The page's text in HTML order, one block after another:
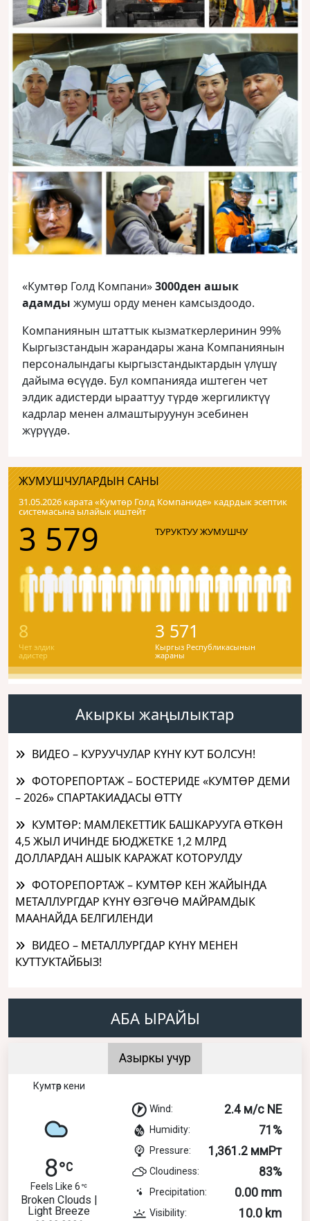
«Кумтөр Голд Компани»3000ден ашык
адамды жумуш орду менен камсыздоодо.
Компаниянын штаттык кызматкерлеринин 99%
Кыргызстандын жарандары жана Компаниянын
персоналындагы кыргызстандыктардын үлүшү
дайыма өсүүдө. Бул компанияда иштеген чет
элдик адистерди ырааттуу түрдө жергиликтүү
кадрлар менен алмаштыруунун эсебинен
жүрүүдө.
ЖУМУШЧУЛАРДЫН САНЫ
31.05.2026 карата «Кумтɵр Голд Компаниде» кадрдык эсептик
системасына ылайык иштейт
3 579 ТУРУКТУУ ЖУМУШЧУ
8
Чет элдик
адистер
3 571
Кыргыз Республикасынын
жараны
Акыркы жаңылыктар
ВИДЕО – КУРУУЧУЛАР КҮНҮ КУТ БОЛСУН!
ФОТОРЕПОРТАЖ – БОСТЕРИДЕ «КУМТӨР ДЕМИ
– 2026» СПАРТАКИАДАСЫ ӨТТҮ
КУМТӨР: МАМЛЕКЕТТИК БАШКАРУУГА ӨТКӨН
4,5 ЖЫЛ ИЧИНДЕ БЮДЖЕТКЕ 1,2 МЛРД
ДОЛЛАРДАН АШЫК КАРАЖАТ КОТОРУЛДУ
ФОТОРЕПОРТАЖ – КУМТӨР КЕН ЖАЙЫНДА
МЕТАЛЛУРГДАР КҮНҮ ӨЗГӨЧӨ МАЙРАМДЫК
МААНАЙДА БЕЛГИЛЕНДИ
ВИДЕО – МЕТАЛЛУРГДАР КҮНҮ МЕНЕН
КУТТУКТАЙБЫЗ!
АБА ЫРАЙЫ
Азыркы учур
Кумтөр кени
8
Feels Like 6
Broken Clouds |
Light Breeze
Wind: 2.4 м/с NE
Humidity: 71%
Pressure: 1,361.2 ммРт
Cloudiness: 83%
Precipitation: 0.00 mm
Visibility: 10.0 km